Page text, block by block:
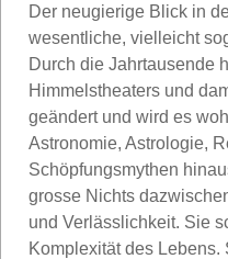
Der neugierige Blick in
wesentliche, vielleicht
Durch die Jahrtausende
Himmelstheaters und
geändert und wird es
Astronomie, Astrologie,
Schöpfungsmythen
grosse Nichts
und Verlässlichkeit. Sie
Komplexität des